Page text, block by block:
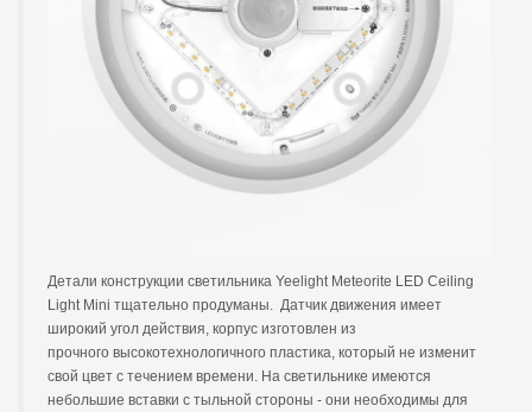
Детали конструкции светильника Yeelight Meteorite LED Ceiling
Light Mini тщательно продуманы. Датчик движения имеет
широкий угол действия, корпус изготовлен из
прочного высокотехнологичного пластика, который не изменит
свой цвет с течением времени. На светильнике имеются
небольшие вставки с тыльной стороны - они необходимы для